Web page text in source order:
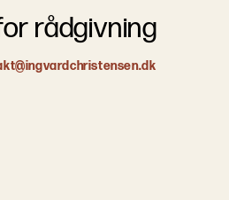
rådgivning